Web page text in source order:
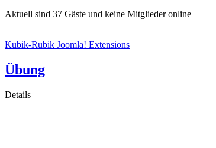
Aktuell sind 37 Gäste und keine Mitglieder online
Kubik-Rubik Joomla! Extensions
Übung
Details